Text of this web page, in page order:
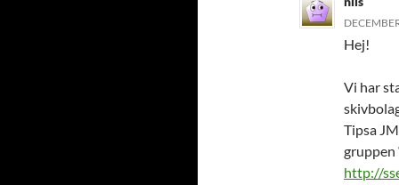
Hej!
Vi har
Tipsa
gruppen
http://